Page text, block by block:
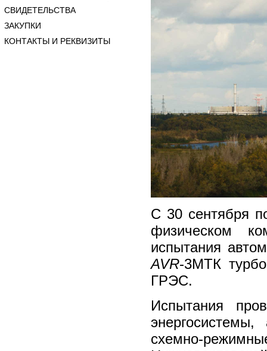
СВИДЕТЕЛЬСТВА
ЗАКУПКИ
КОНТАКТЫ И РЕКВИЗИТЫ
С 30 сентября
физическом
испытания
AVR-3MТК
ГРЭС.
Испытания
схемно-